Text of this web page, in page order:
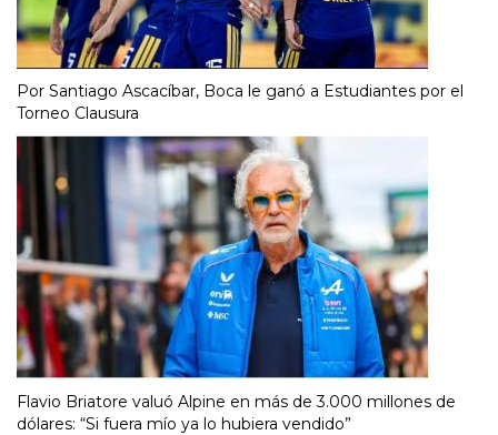
Por Santiago Ascacíbar, Boca le ganó a Estudiantes por el
Torneo Clausura
Flavio Briatore valuó Alpine en más de 3.000 millones de
dólares: “Si fuera mío ya lo hubiera vendido”